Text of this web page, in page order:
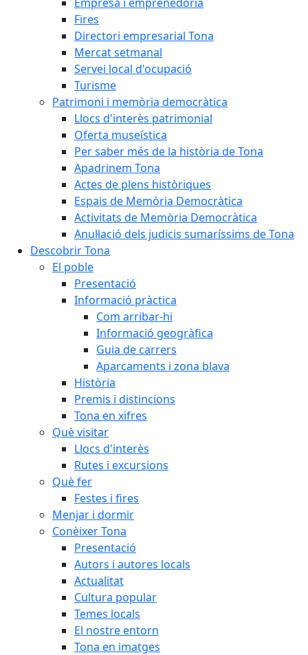
Fires
Directori empresarial Tona
Mercat setmanal
Servei local d'ocupació
Turisme
Patrimoni i memòria democràtica
Llocs d'interès patrimonial
Oferta museística
Per saber més de la història de Tona
Apadrinem Tona
Actes de plens històriques
Espais de Memòria Democràtica
Activitats de Memòria Democràtica
Anul·lació dels judicis sumaríssims de Tona
Descobrir Tona
El poble
Presentació
Informació pràctica
Com arribar-hi
Informació geogràfica
Guia de carrers
Aparcaments i zona blava
Història
Premis i distincions
Tona en xifres
Què visitar
Llocs d'interès
Rutes i excursions
Què fer
Festes i fires
Menjar i dormir
Conèixer Tona
Presentació
Autors i autores locals
Actualitat
Cultura popular
Temes locals
El nostre entorn
Tona en imatges